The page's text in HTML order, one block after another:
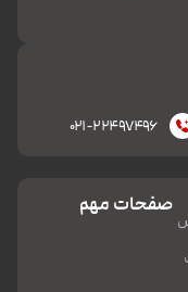
۰۲۱-۲۲۴۹۷۴۹۶
صفحات مهم